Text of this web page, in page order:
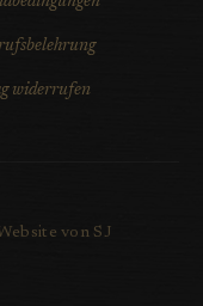
widerrufen
von SJ